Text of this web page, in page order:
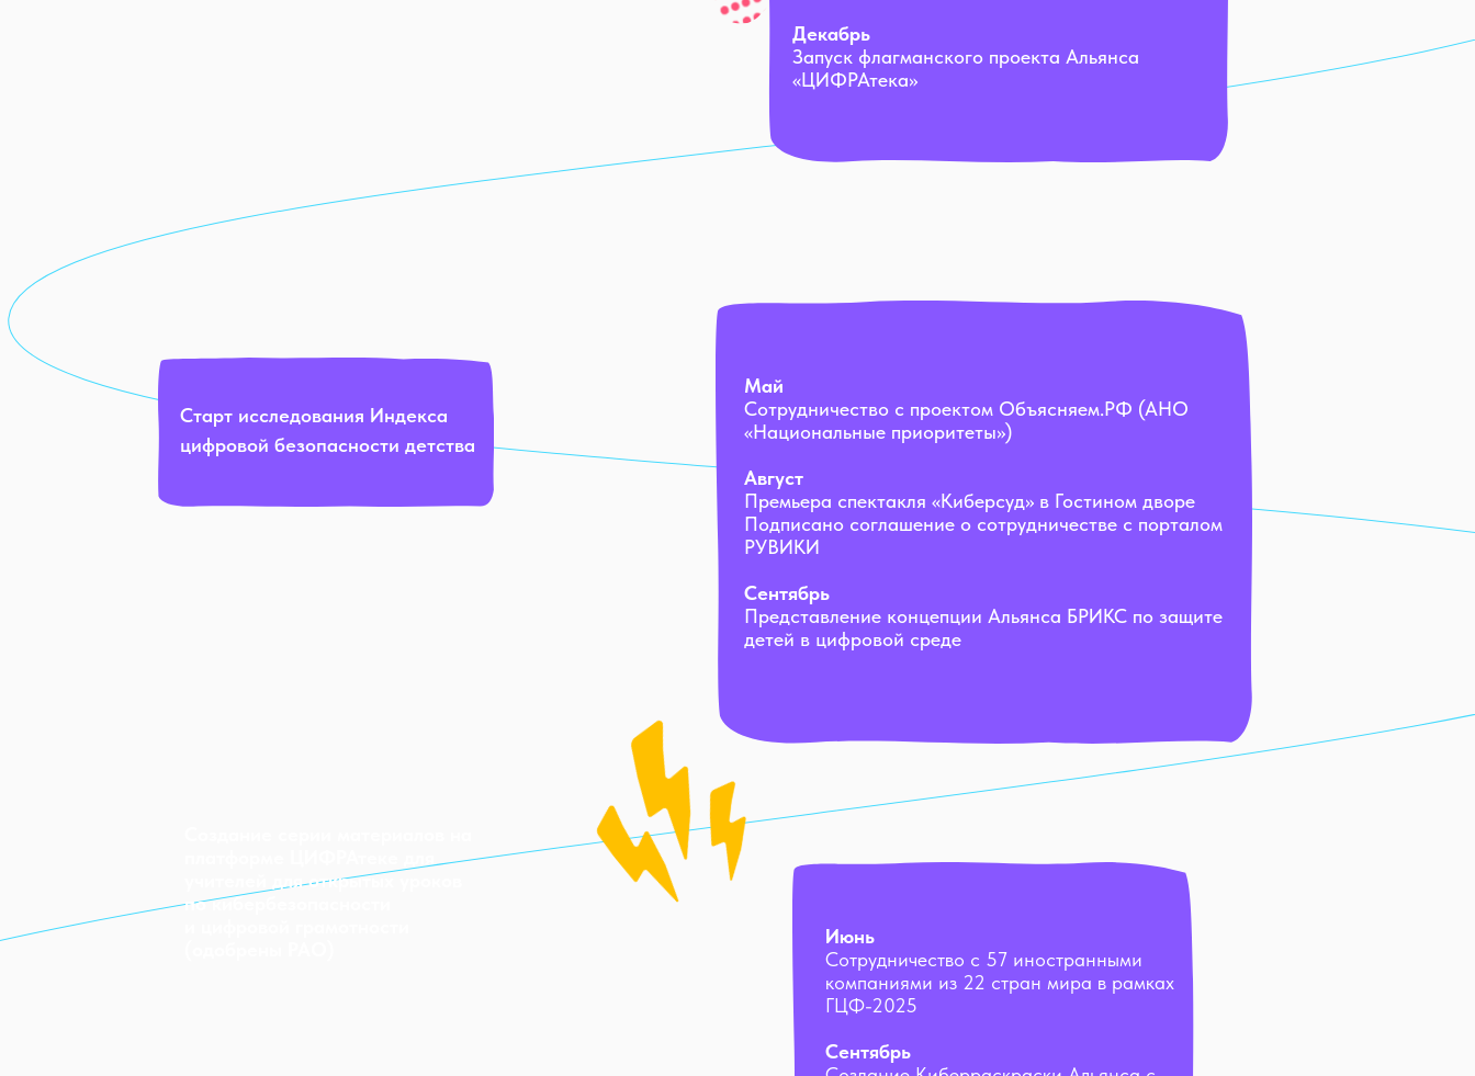
Декабрь
Запуск флагманского проекта Альянса
«ЦИФРАтека»
Май
Сотрудничество с проектом Объясняем.РФ (АНО
«Национальные приоритеты»)
Август
Премьера спектакля «Киберсуд» в Гостином дворе
Подписано соглашение о сотрудничестве с порталом
РУВИКИ
Сентябрь
Представление концепции Альянса БРИКС по защите
детей в цифровой среде
Старт исследования Индекса
цифровой безопасности детства
учителей для открытых уроков
по кибербезопасности
Июнь
Сотрудничество с 57 иностранными
компаниями из 22 стран мира в рамках
ГЦФ-2025
Сентябрь